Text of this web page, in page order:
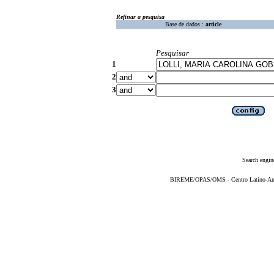
Refinar a pesquisa
Base de dados : article
Pesquisar
1
2
3
Search
BIREME/OPAS/OMS - Centro Latino-